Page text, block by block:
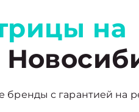
на
бренды с гарантией на